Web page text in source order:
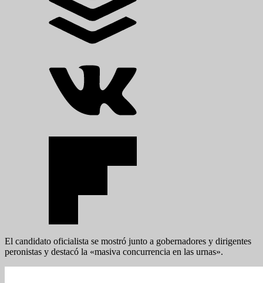
El candidato oficialista se mostró junto a gobernadores y dirigentes
peronistas y destacó la «masiva concurrencia en las urnas».